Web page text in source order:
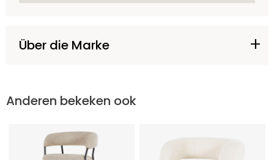
Über die Marke
Anderen bekeken ook